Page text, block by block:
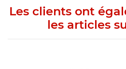
Les clients ont
les articles